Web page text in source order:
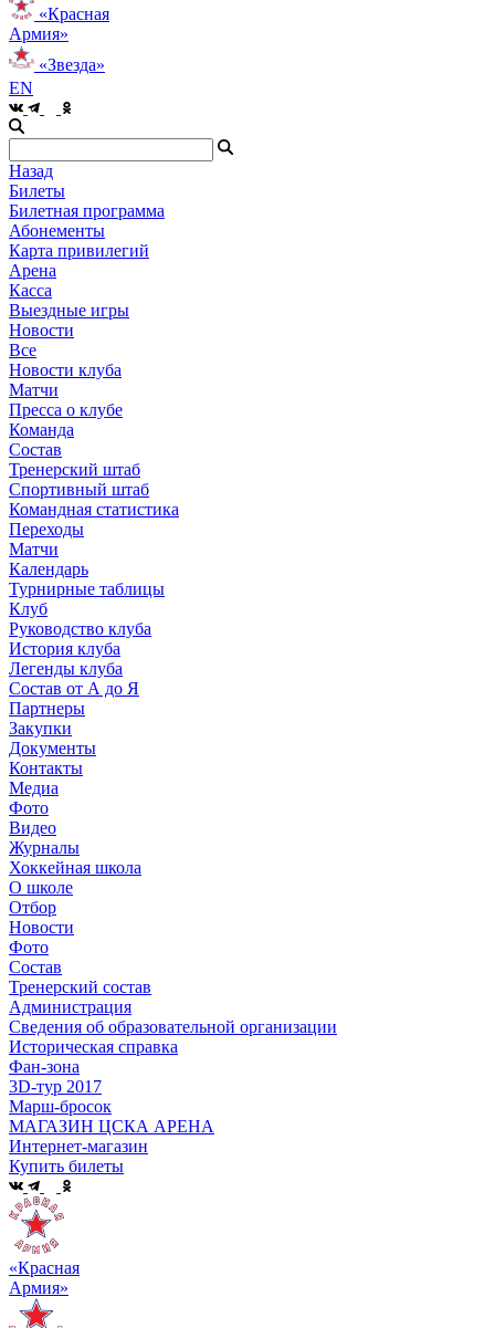
«Красная
Армия»
«Звезда»
EN
Назад
Билеты
Билетная программа
Абонементы
Карта привилегий
Арена
Касса
Выездные игры
Новости
Все
Новости клуба
Матчи
Пресса о клубе
Команда
Состав
Тренерский штаб
Спортивный штаб
Командная статистика
Переходы
Матчи
Календарь
Турнирные таблицы
Клуб
Руководство клуба
История клуба
Легенды клуба
Состав от А до Я
Партнеры
Закупки
Документы
Контакты
Медиа
Фото
Видео
Журналы
Хоккейная школа
О школе
Отбор
Новости
Фото
Состав
Тренерский состав
Администрация
Сведения об образовательной организации
Историческая справка
Фан-зона
3D-тур 2017
Марш-бросок
МАГАЗИН ЦСКА АРЕНА
Интернет-магазин
Купить билеты
«Красная
Армия»